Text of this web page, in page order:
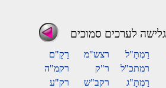
גלישה לערכים סמוכים
רַמְתָּ"ל רצש"מ
רָקָ"ם
רמתכ"ל ר"ק
רקמ"ה
רַמְתָּ"ג רקב"ש
רק"ע